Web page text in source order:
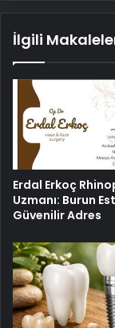
İlgili
Erdal Erkoç
Uzmanı: Burun
Güvenilir Adres